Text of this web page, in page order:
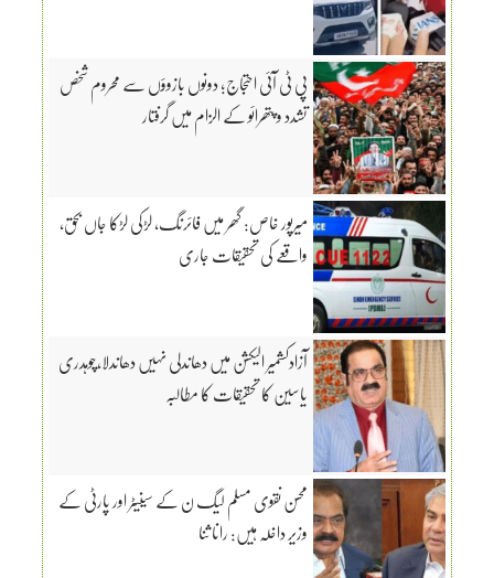
پی ٹی آئی احتجاج؛ دونوں بازوؤں سے محروم شخص
تشدد و پتھرائو کے الزام میں گرفتار
میرپور خاص: گھر میں فائرنگ، لڑکی لڑکا جاں بحق،
واقعے کی تحقیقات جاری
آزادکشمیر الیکشن میں دھاندلی نہیں دھاندلا،چوہدری
یاسین کا تحقیقات کا مطالبہ
محسن نقوی مسلم لیگ ن کے سینیٹر اور پارٹی کے
وزیر داخلہ ہیں: رانا ثنا